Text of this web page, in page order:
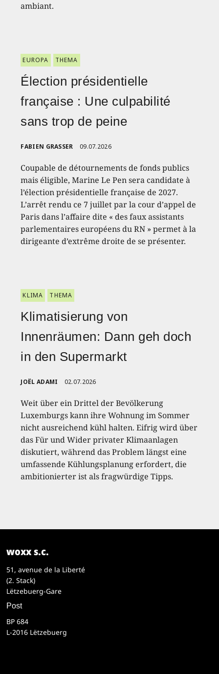
ambiant.
EUROPA THEMA
Élection présidentielle
française : Une culpabilité
sans trop de peine
FABIEN GRASSER 09.07.2026
Coupable de détournements de fonds publics
mais éligible, Marine Le Pen sera candidate à
l’élection présidentielle française de 2027.
L’arrêt rendu ce 7 juillet par la cour d’appel de
Paris dans l’affaire dite « des faux assistants
parlementaires européens du RN » permet à la
dirigeante d’extrême droite de se présenter.
KLIMA THEMA
Klimatisierung von
Innenräumen: Dann geh doch
in den Supermarkt
JOËL ADAMI 02.07.2026
Weit über ein Drittel der Bevölkerung
Luxemburgs kann ihre Wohnung im Sommer
nicht ausreichend kühl halten. Eifrig wird über
das Für und Wider privater Klimaanlagen
diskutiert, während das Problem längst eine
umfassende Kühlungsplanung erfordert, die
ambitionierter ist als fragwürdige Tipps.
woxx s.c.
51, avenue de la Liberté
(2. Stack)
Lëtzebuerg-Gare
Post
BP 684
L-2016 Lëtzebuerg